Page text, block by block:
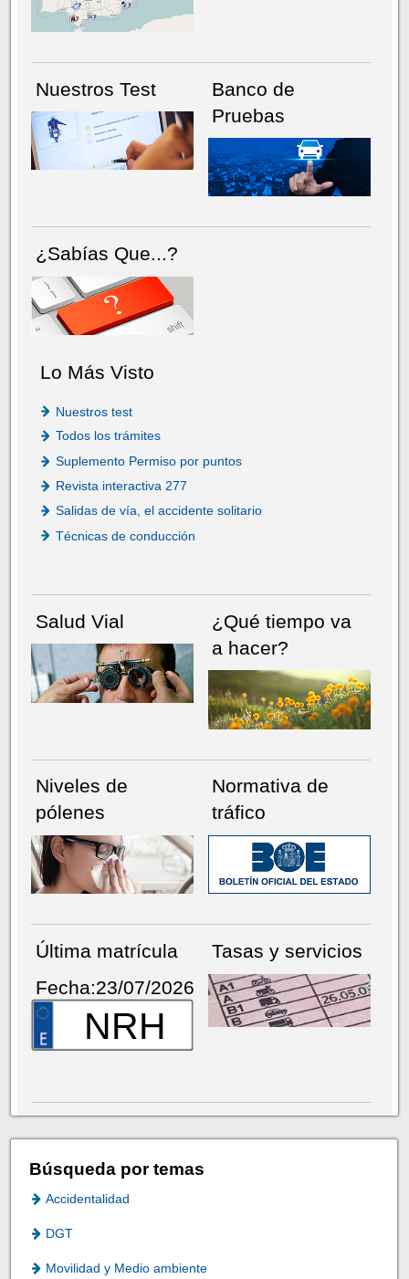
Nuestros Test
Banco de
Pruebas
¿Sabías Que...?
Lo Más Visto
Nuestros test
Todos los trámites
Suplemento Permiso por puntos
Revista interactiva 277
Salidas de vía, el accidente solitario
Técnicas de conducción
Salud Vial
¿Qué tiempo va
a hacer?
Niveles de
pólenes
Normativa de
tráfico
Última matrícula
Fecha:23/07/2026
NRH
Tasas y servicios
Búsqueda por temas
Accidentalidad
DGT
Movilidad y Medio ambiente